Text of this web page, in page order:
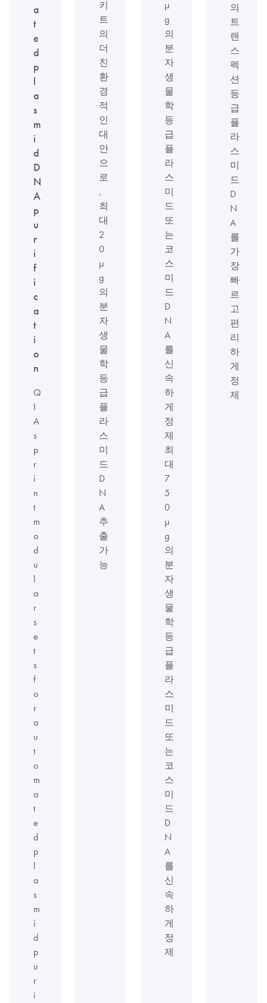
a
t
e
d
p
l
a
s
m
i
d
D
N
A
p
u
r
i
f
i
c
a
t
i
o
n
Q
I
A
s
p
r
i
n
t
m
o
d
u
l
a
r
s
e
t
s
f
o
r
a
u
t
o
m
a
t
e
d
p
l
a
s
m
i
d
p
u
r
i
키
트
의
더
친
환
경
적
인
대
안
으
로
,
최
대
2
0
μ
g
의
분
자
생
물
학
등
급
플
라
스
미
드
D
N
A
추
출
가
능
µ
g
의
분
자
생
물
학
등
급
플
라
스
미
드
또
는
코
스
미
드
D
N
A
를
신
속
하
게
정
제
최
대
7
5
0
µ
g
의
분
자
생
물
학
등
급
플
라
스
미
드
또
는
코
스
미
드
D
N
A
를
신
속
하
게
정
제
의
트
랜
스
펙
션
등
급
플
라
스
미
드
D
N
A
를
가
장
빠
르
고
편
리
하
게
정
제